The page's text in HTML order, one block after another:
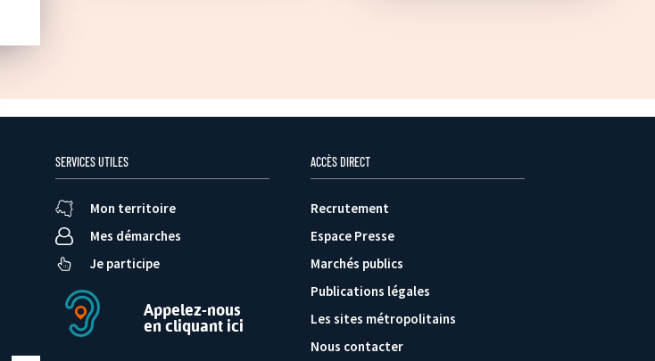
SERVICES UTILES
Mon territoire
Mes démarches
Je participe
Appelez-nous
en cliquant ici
ACCÈS DIRECT
Recrutement
Espace Presse
Marchés publics
Publications légales
Les sites métropolitains
Nous contacter